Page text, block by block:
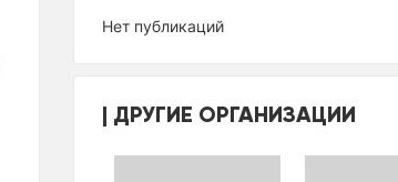
Нет публикаций
ДРУГИЕ ОРГАНИЗАЦИИ